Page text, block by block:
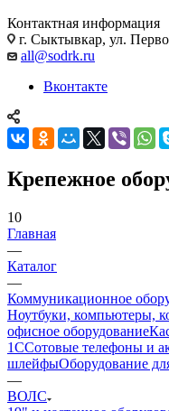
Контактная информация
г. Сыктывкар, ул.
all@sodrk.ru
Вконтакте
Крепежное
10
Главная
—
Каталог
—
Коммуникационное
Ноутбуки, компьютеры,
офисное оборудование
1ССотовые телефоны и
шлейфыОборудование
—
ВОЛС